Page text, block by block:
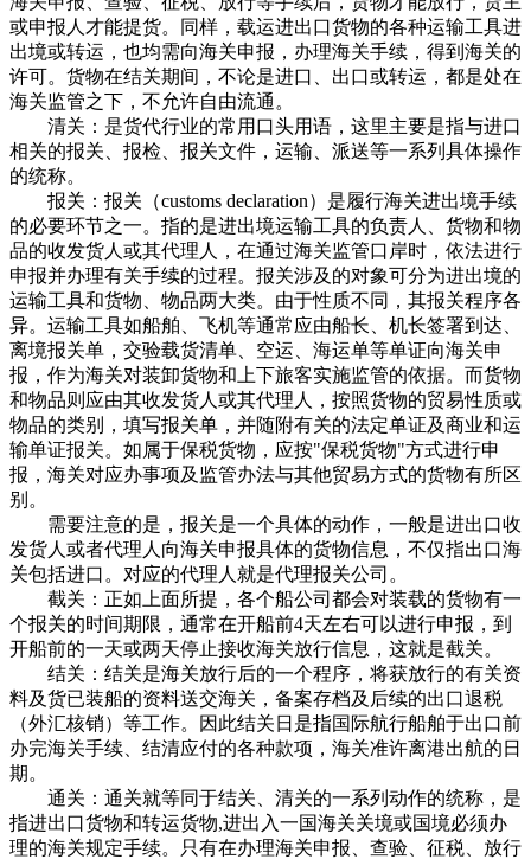
或申报人才能提货。同样，载运进出口货物的各种运输工具进
出境或转运，也均需向海关申报，办理海关手续，得到海关的
许可。货物在结关期间，不论是进口、出口或转运，都是处在
海关监管之下，不允许自由流通。
清关：是货代行业的常用口头用语，这里主要是指与进口
相关的报关、报检、报关文件，运输、派送等一系列具体操作
的统称。
报关：报关（customs declaration）是履行海关进出境手续
的必要环节之一。指的是进出境运输工具的负责人、货物和物
品的收发货人或其代理人，在通过海关监管口岸时，依法进行
申报并办理有关手续的过程。报关涉及的对象可分为进出境的
运输工具和货物、物品两大类。由于性质不同，其报关程序各
异。运输工具如船舶、飞机等通常应由船长、机长签署到达、
离境报关单，交验载货清单、空运、海运单等单证向海关申
报，作为海关对装卸货物和上下旅客实施监管的依据。而货物
和物品则应由其收发货人或其代理人，按照货物的贸易性质或
物品的类别，填写报关单，并随附有关的法定单证及商业和运
输单证报关。如属于保税货物，应按"保税货物"方式进行申
报，海关对应办事项及监管办法与其他贸易方式的货物有所区
别。
需要注意的是，报关是一个具体的动作，一般是进出口收
发货人或者代理人向海关申报具体的货物信息，不仅指出口海
关包括进口。对应的代理人就是代理报关公司。
截关：正如上面所提，各个船公司都会对装载的货物有一
个报关的时间期限，通常在开船前4天左右可以进行申报，到
开船前的一天或两天停止接收海关放行信息，这就是截关。
结关：结关是海关放行后的一个程序，将获放行的有关资
料及货已装船的资料送交海关，备案存档及后续的出口退税
（外汇核销）等工作。因此结关日是指国际航行船舶于出口前
办完海关手续、结清应付的各种款项，海关准许离港出航的日
期。
通关：通关就等同于结关、清关的一系列动作的统称，是
指进出口货物和转运货物,进出入一国海关关境或国境必须办
理的海关规定手续。只有在办理海关申报、查验、征税、放行